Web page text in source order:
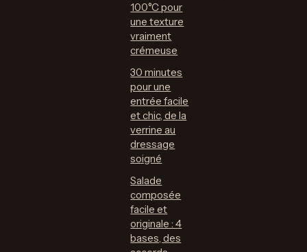
100°C pour
une texture
vraiment
crémeuse
30 minutes
pour une
entrée facile
et chic, de la
verrine au
dressage
soigné
Salade
composée
facile et
originale : 4
bases, des